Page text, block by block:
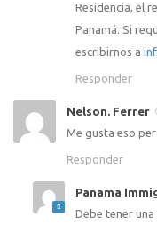
Residencia, el
Panamá. Si
escribirnos a
Responder
Nelson. Ferrer
Me gusta eso
Responder
Panama
Debe tener